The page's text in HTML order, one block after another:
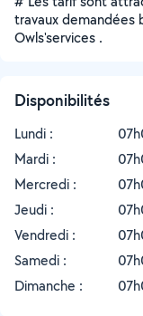
travaux demandées
Owls'services .
Disponibilités
Lundi :
Mardi :
Mercredi :
Jeudi :
Vendredi :
Samedi :
Dimanche :